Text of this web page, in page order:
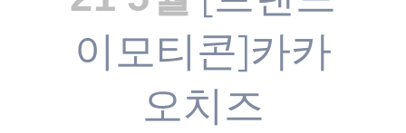
이모티콘]카카
오치즈